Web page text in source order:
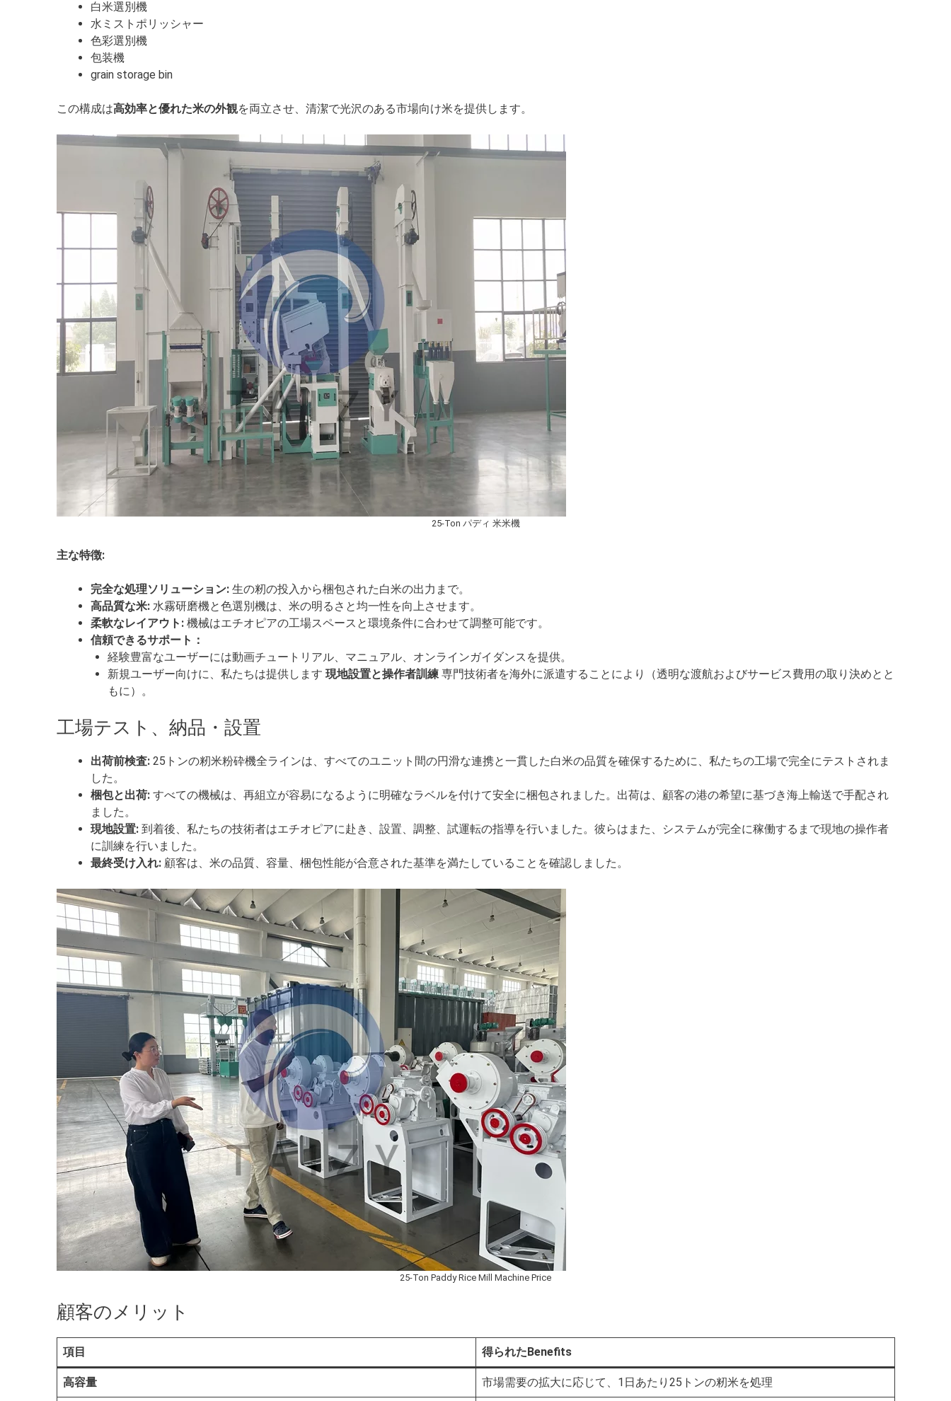
白米選別機
水ミストポリッシャー
色彩選別機
包装機
grain storage bin
この構成は高効率と優れた米の外観を両立させ、清潔で光沢のある市場向け米を提供します。
25-Ton パディ 米米機
主な特徴:
完全な処理ソリューション:生の籾の投入から梱包された白米の出力まで。
高品質な米:水霧研磨機と色選別機は、米の明るさと均一性を向上させます。
柔軟なレイアウト:機械はエチオピアの工場スペースと環境条件に合わせて調整可能です。
信頼できるサポート：
経験豊富なユーザーには動画チュートリアル、マニュアル、オンラインガイダンスを提供。
新規ユーザー向けに、私たちは提供します 現地設置と操作者訓練専門技術者を海外に派遣することにより（透明な渡航およびサービス費用の取り決めとと
もに）。
工場テスト、納品・設置
出荷前検査:25トンの籾米粉砕機全ラインは、すべてのユニット間の円滑な連携と一貫した白米の品質を確保するために、私たちの工場で完全にテストされま
した。
梱包と出荷:すべての機械は、再組立が容易になるように明確なラベルを付けて安全に梱包されました。出荷は、顧客の港の希望に基づき海上輸送で手配され
ました。
現地設置:到着後、私たちの技術者はエチオピアに赴き、設置、調整、試運転の指導を行いました。彼らはまた、システムが完全に稼働するまで現地の操作者
に訓練を行いました。
最終受け入れ:顧客は、米の品質、容量、梱包性能が合意された基準を満たしていることを確認しました。
25-Ton Paddy Rice Mill Machine Price
顧客のメリット
項目 得られたBenefits
高容量 市場需要の拡大に応じて、1日あたり25トンの籾米を処理